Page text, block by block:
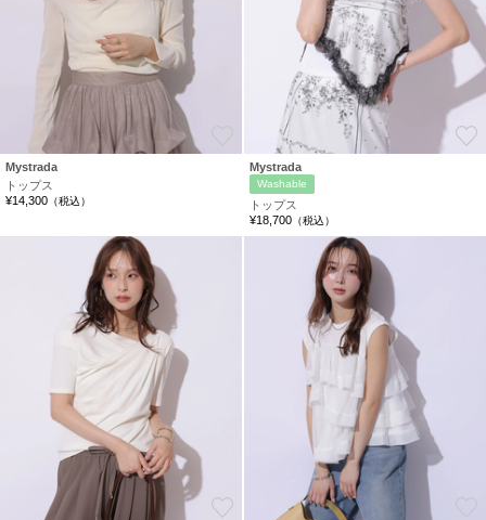
お気に入り
Mystrada
トップス
¥14,300 （税込）
Mystrada
Washable
トップス
¥18,700 （税込）
お気に入り